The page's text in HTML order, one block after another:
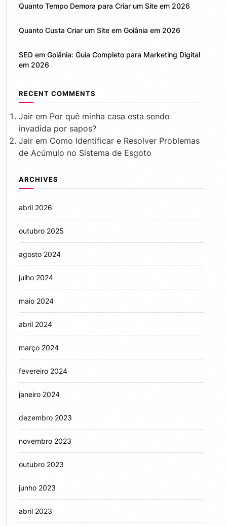
Quanto Tempo Demora para Criar um Site em 2026
Quanto Custa Criar um Site em Goiânia em 2026
SEO em Goiânia: Guia Completo para Marketing Digital
em 2026
RECENT COMMENTS
Jair em Por quê minha casa esta sendo
invadida por sapos?
Jair em Como Identificar e Resolver Problemas
de Acúmulo no Sistema de Esgoto
ARCHIVES
abril 2026
outubro 2025
agosto 2024
julho 2024
maio 2024
abril 2024
março 2024
fevereiro 2024
janeiro 2024
dezembro 2023
novembro 2023
outubro 2023
junho 2023
abril 2023